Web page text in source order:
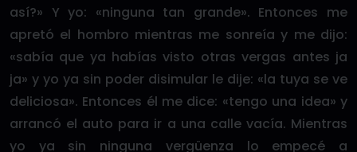
así?» Y yo: «ninguna tan grande». Entonces me
apretó el hombro mientras me sonreía y me dijo:
«sabía que ya habías visto otras vergas antes ja
ja» y yo ya sin poder disimular le dije: «la tuya se ve
deliciosa». Entonces él me dice: «tengo una idea» y
arrancó el auto para ir a una calle vacía. Mientras
yo ya sin ninguna vergüenza lo empecé a